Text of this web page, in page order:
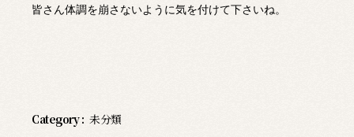
皆さん体調を崩さないように気を付けて下さいね。
Category : 未分類